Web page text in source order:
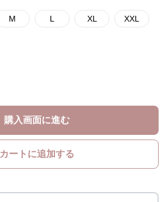
M L XL XXL
購入画面に進む
カートに追加する